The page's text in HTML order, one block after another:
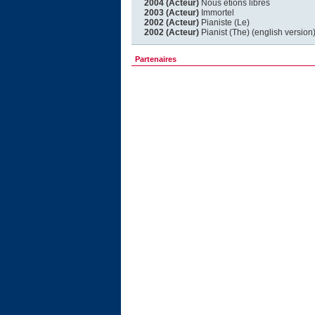
2004 (Acteur) Nous étions libres
2003 (Acteur) Immortel
2002 (Acteur) Pianiste (Le)
2002 (Acteur) Pianist (The) (english version)
Partenaires